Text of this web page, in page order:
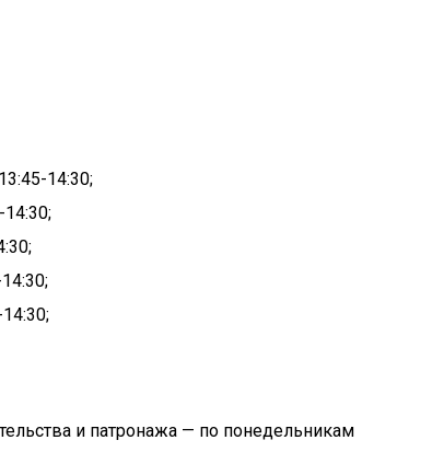
14:30;
и патронажа — по понедельникам